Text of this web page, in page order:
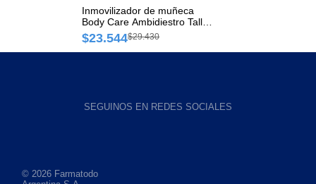
Inmovilizador de muñeca
Body Care Ambidiestro Talle
Chico x 1 und
$23.544$29.430
SEGUINOS EN REDES SOCIALES
© 2026 Farmatodo